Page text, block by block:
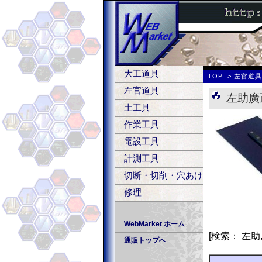
大工道具
左官道具
土工具
作業工具
電設工具
計測工具
切断・切削・穴あけ
修理
WebMarket ホーム
通販トップへ
TOP 左官道具
左助
[検索： 左